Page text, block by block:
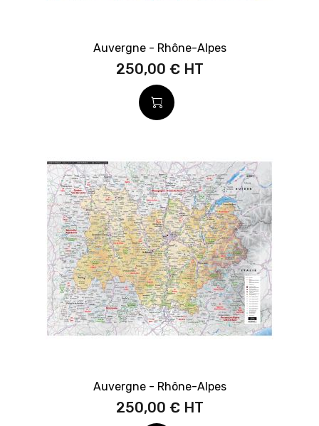
Auvergne - Rhône-Alpes
250,00 €
Auvergne - Rhône-Alpes
250,00 €